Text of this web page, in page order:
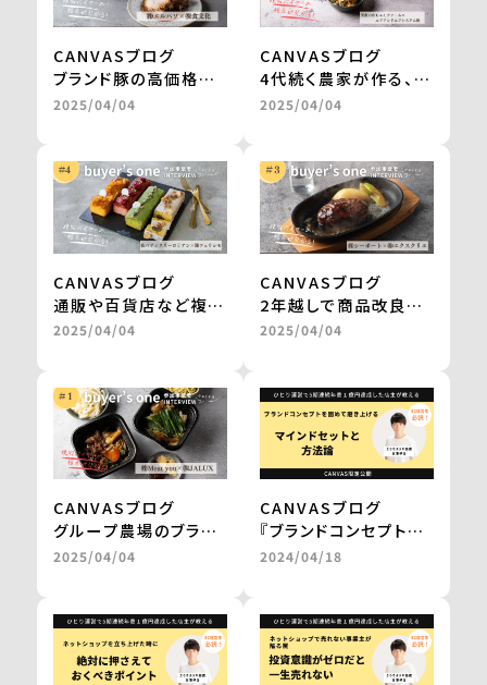
CANVASブログ
ブランド豚の高価格帯
ギフトが、お取り寄せグ
の開発も進行中
＜from buyer’s
one＞
2025/04/04
CANVASブログ
4代続く農家が作る、無
農薬栽培・天日干しの
～600食を継続販売
＜from buyer’s
one＞
2025/04/04
CANVASブログ
通販や百貨店など複数
社との商品開発が一気
拡大を実現 ＜from
buyer’s one＞
2025/04/04
CANVASブログ
2年越しで商品改良に
取り組み、百貨店のギ
実現 ＜from
buyer’s one＞
2025/04/04
CANVASブログ
グループ農場のブラン
ド和牛を、レンジアップ
百貨店やJALの通販で
の販売を実現
＜from buyer’s
2025/04/04
CANVASブログ
『ブランドコンセプトを
固めて磨き上げる
by 三浦卓也氏
2024/04/18